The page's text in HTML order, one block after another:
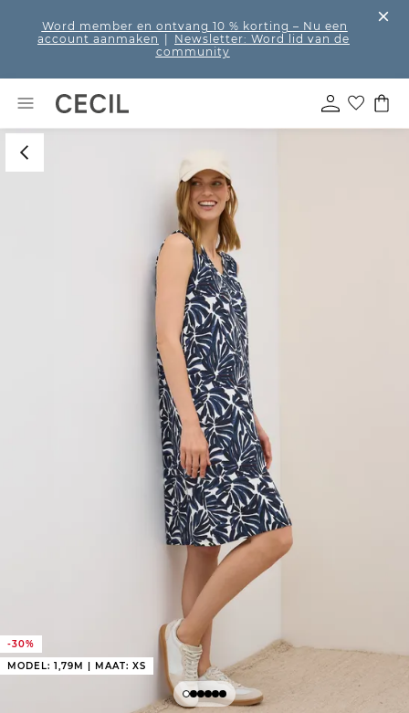
Word member en ontvang 10 % korting – Nu een
account aanmaken
Newsletter: Word lid van de
community
-30%
MODEL: 1,79M | MAAT: XS